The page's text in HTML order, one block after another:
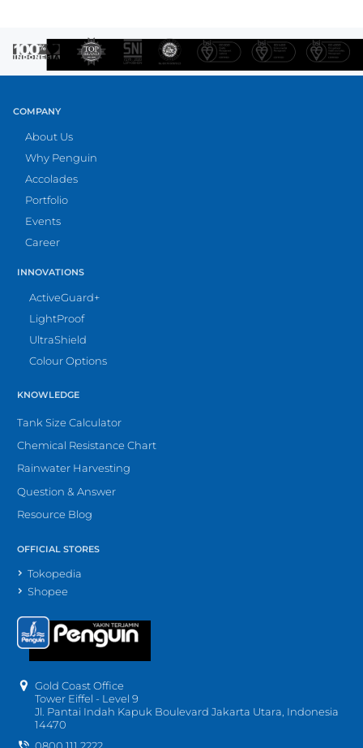
COMPANY
About Us
Why Penguin
Accolades
Portfolio
Events
Career
INNOVATIONS
ActiveGuard+
LightProof
UltraShield
Colour Options
KNOWLEDGE
Tank Size Calculator
Chemical Resistance Chart
Rainwater Harvesting
Question & Answer
Resource Blog
OFFICIAL STORES
Tokopedia
Shopee
Gold Coast Office
Tower Eiffel - Level 9
Jl. Pantai Indah Kapuk Boulevard Jakarta Utara, Indonesia
14470